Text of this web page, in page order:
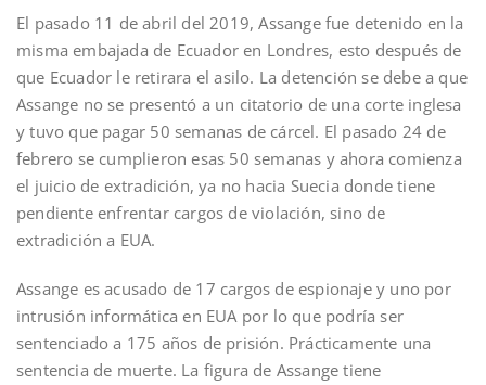
El pasado 11 de abril del 2019, Assange fue detenido en la
misma embajada de Ecuador en Londres, esto después de
que Ecuador le retirara el asilo. La detención se debe a que
Assange no se presentó a un citatorio de una corte inglesa
y tuvo que pagar 50 semanas de cárcel. El pasado 24 de
febrero se cumplieron esas 50 semanas y ahora comienza
el juicio de extradición, ya no hacia Suecia donde tiene
pendiente enfrentar cargos de violación, sino de
extradición a EUA.
Assange es acusado de 17 cargos de espionaje y uno por
intrusión informática en EUA por lo que podría ser
sentenciado a 175 años de prisión. Prácticamente una
sentencia de muerte. La figura de Assange tiene